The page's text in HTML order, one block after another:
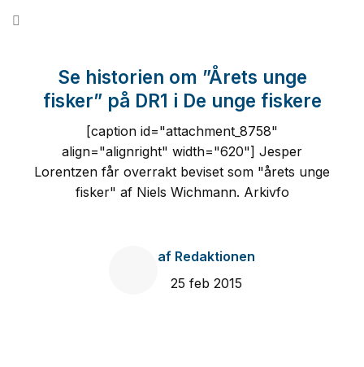
Se historien om ”Årets unge
fisker” på DR1 i De unge fiskere
[caption id="attachment_8758"
align="alignright" width="620"] Jesper
Lorentzen får overrakt beviset som "årets unge
fisker" af Niels Wichmann. Arkivfo
af Redaktionen
25 feb 2015